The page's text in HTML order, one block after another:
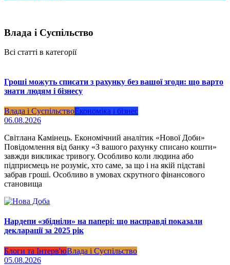
Влада і Суспільство
Всі статті в категорії
Гроші можуть списати з рахунку без вашої згоди: що варто
знати людям і бізнесу
Влада і СуспільствоЕкономіка і бізнес
06.08.2026
Світлана Камінець. Економічний аналітик «Нової Доби»
Повідомлення від банку «З вашого рахунку списано кошти»
завжди викликає тривогу. Особливо коли людина або
підприємець не розуміє, хто саме, за що і на якій підставі
забрав гроші. Особливо в умовах скрутного фінансового
становища
Нардепи «збідніли» на папері: що насправді показали
декларації за 2025 рік
Блоги та Інтерв'юВлада і Суспільство
05.08.2026